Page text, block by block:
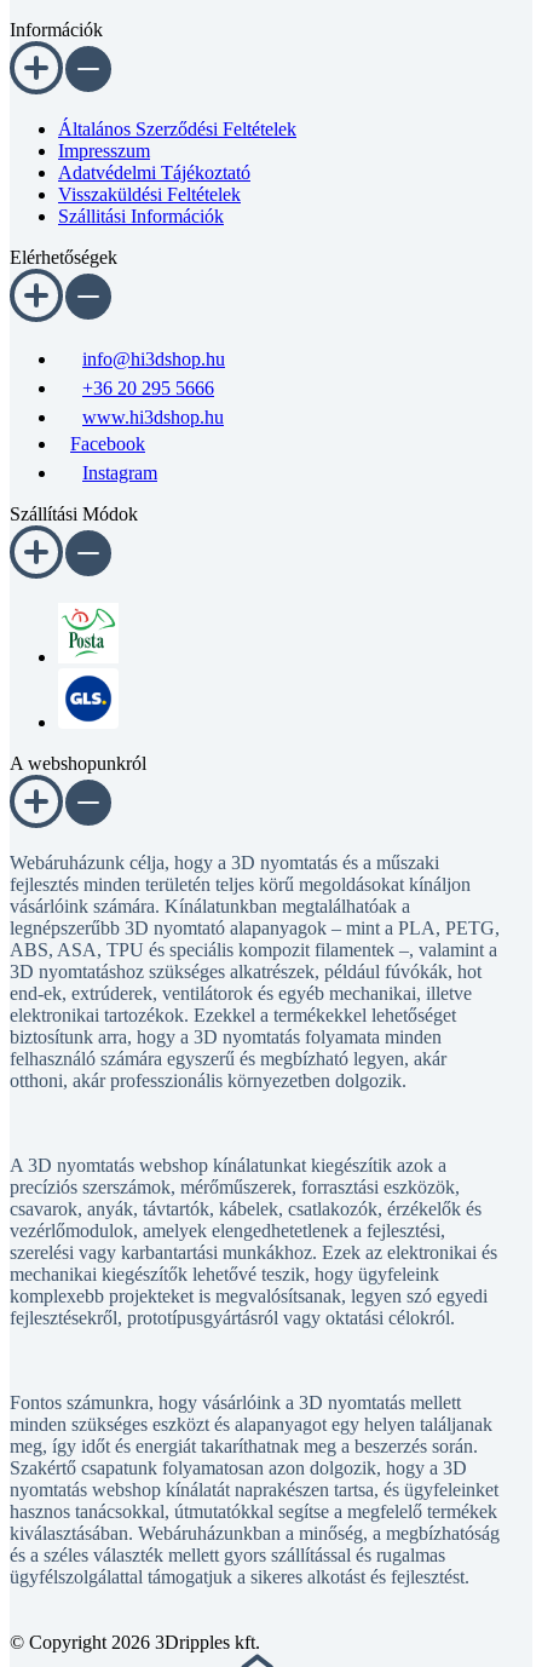
Információk
Általános Szerződési Feltételek
Impresszum
Adatvédelmi Tájékoztató
Visszaküldési Feltételek
Szállitási Információk
Elérhetőségek
info@hi3dshop.hu
+36 20 295 5666
www.hi3dshop.hu
Facebook
Instagram
Szállítási Módok
A webshopunkról
Webáruházunk célja, hogy a 3D nyomtatás és a műszaki
fejlesztés minden területén teljes körű megoldásokat kínáljon
vásárlóink számára. Kínálatunkban megtalálhatóak a
legnépszerűbb 3D nyomtató alapanyagok – mint a PLA, PETG,
ABS, ASA, TPU és speciális kompozit filamentek –, valamint a
3D nyomtatáshoz szükséges alkatrészek, például fúvókák, hot
end-ek, extrúderek, ventilátorok és egyéb mechanikai, illetve
elektronikai tartozékok. Ezekkel a termékekkel lehetőséget
biztosítunk arra, hogy a 3D nyomtatás folyamata minden
felhasználó számára egyszerű és megbízható legyen, akár
otthoni, akár professzionális környezetben dolgozik.
A 3D nyomtatás webshop kínálatunkat kiegészítik azok a
precíziós szerszámok, mérőműszerek, forrasztási eszközök,
csavarok, anyák, távtartók, kábelek, csatlakozók, érzékelők és
vezérlőmodulok, amelyek elengedhetetlenek a fejlesztési,
szerelési vagy karbantartási munkákhoz. Ezek az elektronikai és
mechanikai kiegészítők lehetővé teszik, hogy ügyfeleink
komplexebb projekteket is megvalósítsanak, legyen szó egyedi
fejlesztésekről, prototípusgyártásról vagy oktatási célokról.
Fontos számunkra, hogy vásárlóink a 3D nyomtatás mellett
minden szükséges eszközt és alapanyagot egy helyen találjanak
meg, így időt és energiát takaríthatnak meg a beszerzés során.
Szakértő csapatunk folyamatosan azon dolgozik, hogy a 3D
nyomtatás webshop kínálatát naprakészen tartsa, és ügyfeleinket
hasznos tanácsokkal, útmutatókkal segítse a megfelelő termékek
kiválasztásában. Webáruházunkban a minőség, a megbízhatóság
és a széles választék mellett gyors szállítással és rugalmas
ügyfélszolgálattal támogatjuk a sikeres alkotást és fejlesztést.
© Copyright 2026 3Dripples kft.